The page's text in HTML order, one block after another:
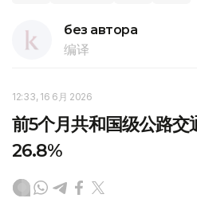
без автора
编译
12:33, 16 6月 2026
前5个月共和国级公路交
26.8%